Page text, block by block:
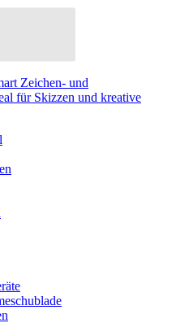
Zeichen- und
für Skizzen und kreative